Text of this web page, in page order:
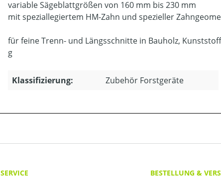
variable Sägeblattgrößen von 160 mm bis 230 mm
mit speziallegiertem HM-Zahn und spezieller
für feine Trenn- und Längsschnitte in Bauholz,
g
Klassifizierung: Zubehör Forstgeräte
SERVICE
BESTELLUNG &